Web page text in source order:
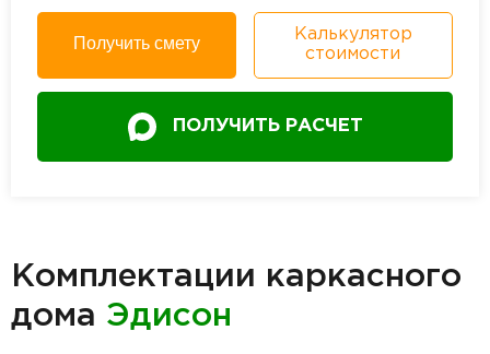
Получить смету
Калькулятор
стоимости
ПОЛУЧИТЬ РАСЧЕТ
Комплектации каркасного
дома Эдисон